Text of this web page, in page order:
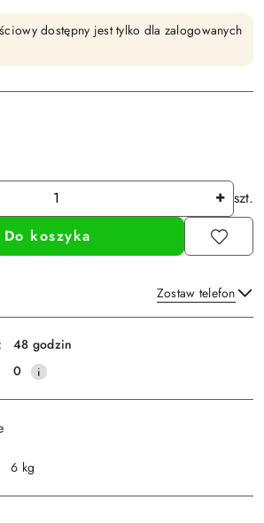
dostępny jest tylko dla zalogowanych
szt.
Do koszyka
Zostaw telefon
Wyślij
48 godzin
0
6 kg